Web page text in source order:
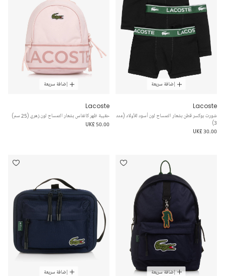
إضافة سريعة
Lacoste
شورت بوكسر قطن بشعار التمساح لون أسود للأولاد (عدد
3)
UK£ 30.00
إضافة سريعة
Lacoste
حقيبة ظهر كانفاس بشعار التمساح لون زهري (25 سم)
UK£ 50.00
إضافة سريعة إضافة سريعة